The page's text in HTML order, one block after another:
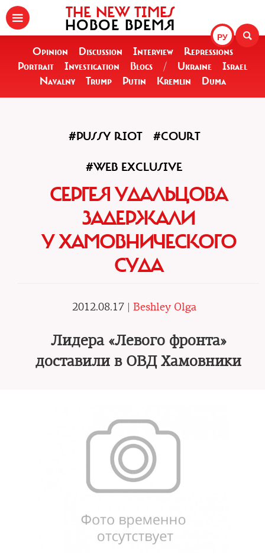
РУ
THE NEW TIMES
НОВОЕ ВРЕМЯ
Opinion Discussion Interview
Repressions
Portrait
Investigation Blogs / Ukraine
Israel
Navalny
Trump Putin Kremlin Duma
#PUSSY RIOT #COURT
#WEB EXCLUSIVE
СЕРГЕЯ УДАЛЬЦОВА
ЗАДЕРЖАЛИ
У ХАМОВНИЧЕСКОГО
СУДА
2012.08.17 | Beshley Olga
Лидера «Левого фронта»
доставили в ОВД Хамовники